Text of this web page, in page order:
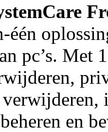
één
pc’s. Met
en